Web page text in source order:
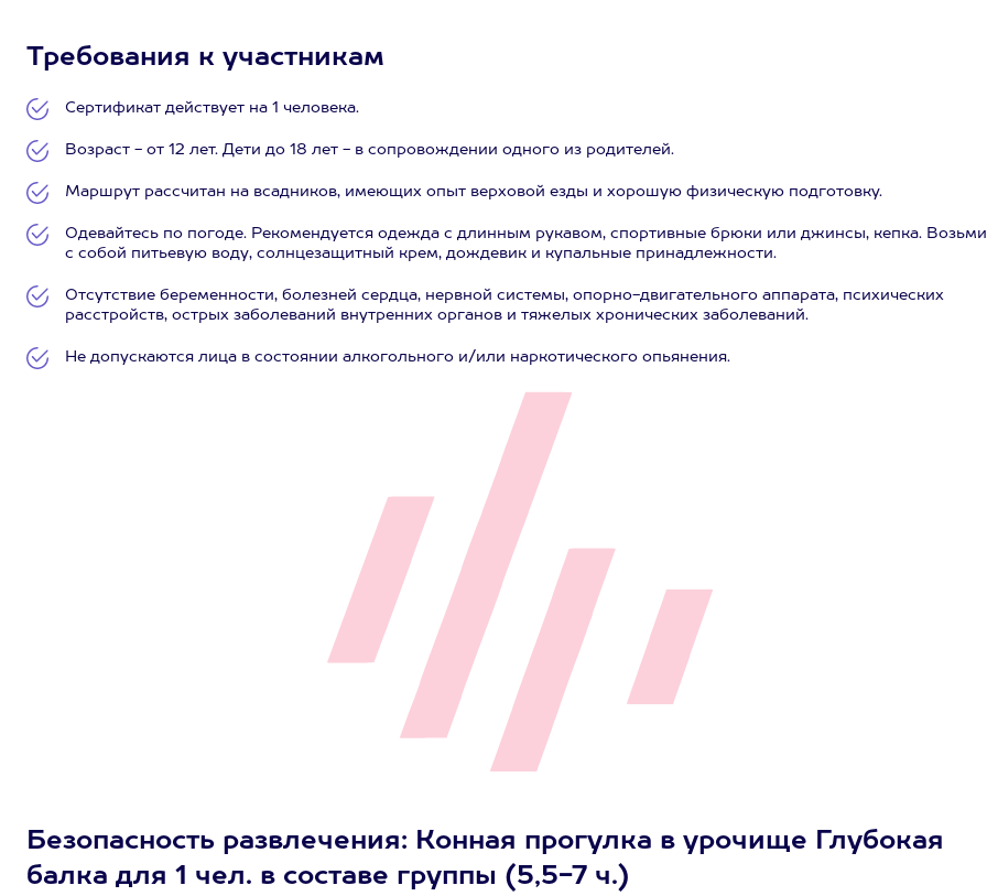
Требования к участникам
Сертификат действует на 1 человека.
Возраст - от 12 лет. Дети до 18 лет - в сопровождении одного из родителей.
Маршрут рассчитан на всадников, имеющих опыт верховой езды и хорошую физическую подготовку.
Одевайтесь по погоде. Рекомендуется одежда с длинным рукавом, спортивные брюки или джинсы, кепка.
с собой питьевую воду, солнцезащитный крем, дождевик и купальные принадлежности.
Отсутствие беременности, болезней сердца, нервной системы, опорно-двигательного аппарата, психических
расстройств, острых заболеваний внутренних органов и тяжелых хронических заболеваний.
Не допускаются лица в состоянии алкогольного и/или наркотического опьянения.
Безопасность развлечения: Конная прогулка в урочище Глубокая
балка для 1 чел. в составе группы (5,5-7 ч.)